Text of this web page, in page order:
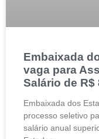
Embaixada
vaga para
Salário de R$
Embaixada dos
processo seletivo
salário anual